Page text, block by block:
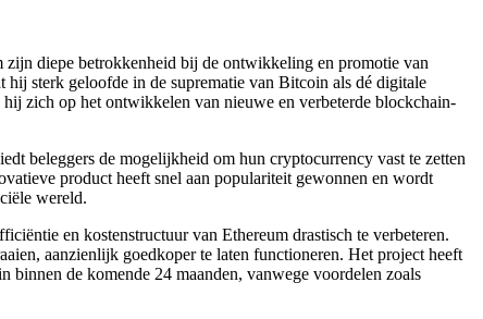
diepe betrokkenheid bij de ontwikkeling en promotie van
sterk geloofde in de suprematie van Bitcoin als dé digitale
zich op het ontwikkelen van nieuwe en verbeterde blockchain-
beleggers de mogelijkheid om hun cryptocurrency vast te zetten
product heeft snel aan populariteit gewonnen en wordt
wereld.
en kostenstructuur van Ethereum drastisch te verbeteren.
aanzienlijk goedkoper te laten functioneren. Het project heeft
de komende 24 maanden, vanwege voordelen zoals